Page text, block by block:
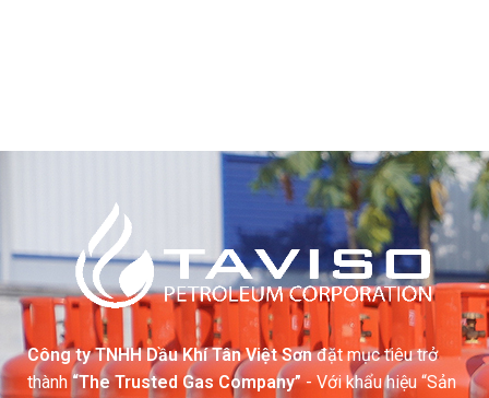
Công ty TNHH Dầu Khí Tân Việt Sơnđặt mục tiêu trở
thành “The Trusted Gas Company”- Với khẩu hiệu “Sản